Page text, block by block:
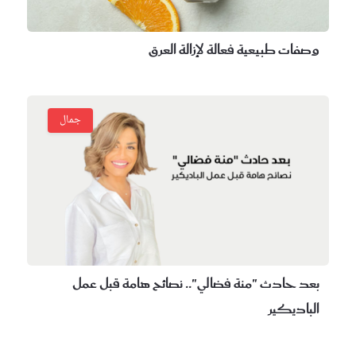
طبيعية فعالة لإزالة العرق
جمال
حادث "منة فضالي".. نصائح هامة قبل عمل